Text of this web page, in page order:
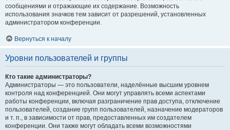
сообщениями и отражающие их содержание. Возможность
использования значков тем зависит от разрешений, установленных
администратором конференции.
Вернуться к началу
Уровни пользователей и группы
Кто такие администраторы?
Администраторы — это пользователи, наделённые высшим уровнем
контроля над конференцией. Они могут управлять всеми аспектами
работы конференции, включая разграничение прав доступа, отключение
пользователей, создание групп пользователей, назначение модераторов
и т. п., в зависимости от прав, предоставленных им создателем
конференции. Они также могут обладать всеми возможностями